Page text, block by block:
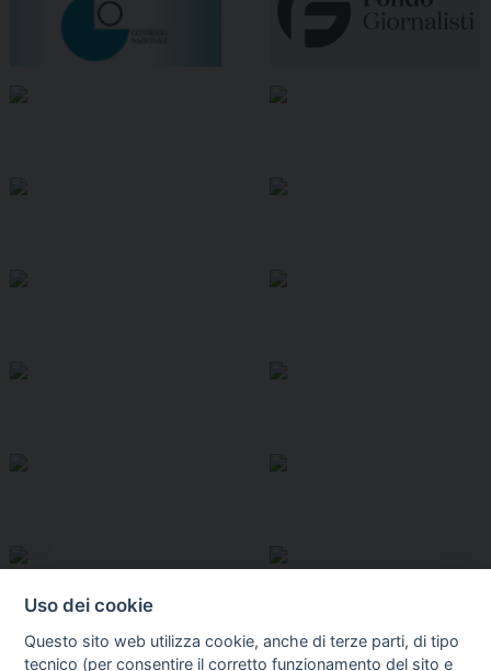
Uso dei cookie
Questo sito web utilizza cookie, anche di terze parti, di tipo
tecnico (per consentire il corretto funzionamento del sito e